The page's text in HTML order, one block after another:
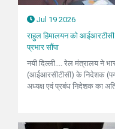
Jul 19 2026
राहुल हिमालयन को
प्रभार सौंपा
नयी दिल्ली.... रेल मंत्रालय ने
(आईआरसीटीसी) के निदेशक
अध्यक्ष एवं प्रबंध निदेशक का